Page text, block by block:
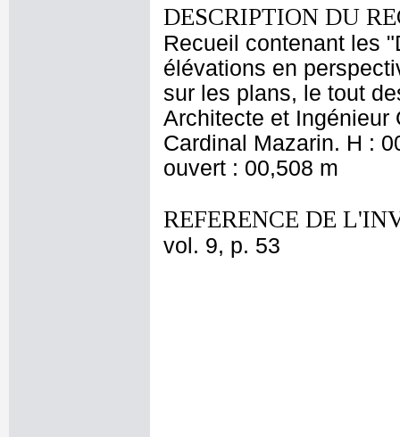
DESCRIPTION DU
Recueil contenant les
élévations en
sur les plans, le tout
Architecte et Ingénieur
Cardinal Mazarin. H :
ouvert : 00,508 m
REFERENCE DE
vol. 9, p. 53